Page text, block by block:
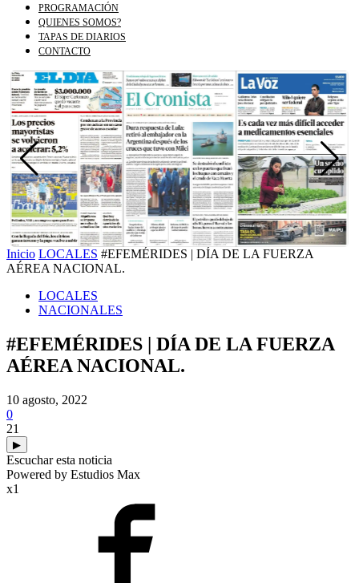
PROGRAMACIÓN
QUIENES SOMOS?
TAPAS DE DIARIOS
CONTACTO
Inicio LOCALES #EFEMÉRIDES | DÍA DE LA FUERZA
AÉREA NACIONAL.
LOCALES
NACIONALES
#EFEMÉRIDES | DÍA DE LA FUERZA
AÉREA NACIONAL.
10 agosto, 2022
0
21
▶
Escuchar esta noticia
Powered by Estudios Max
x1